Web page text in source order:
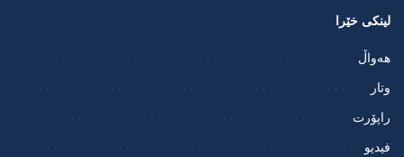
لینکی خێرا
هەواڵ
وتار
راپۆرت
فيديو